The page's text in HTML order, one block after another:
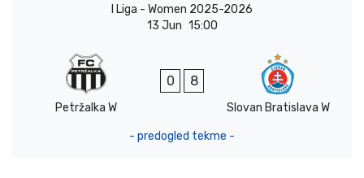
I Liga - Women 2025-2026
13 Jun 15:00
Petržalka W
0 8
Slovan Bratislava W
- predogled tekme -